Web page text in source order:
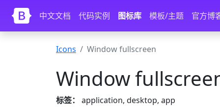
Skip to main content
中文文档
代码实例 图标库 模板/主题 官方博
Icons Window fullscreen
Window
标签：
application, desktop, app